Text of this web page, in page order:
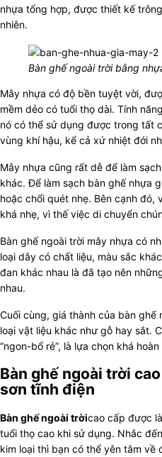
nhựa tổng hợp, được thiết kế
nhiên.
Bàn ghế ngoài trời bằng
Mây nhựa có độ bền tuyệt vời,
mềm dẻo có tuổi thọ dài. Tính
nó có thể sử dụng được trong tất
vùng khí hậu, kể cả xứ nhiệt đới
Mây nhựa cũng rất dễ để làm
khác. Để làm sạch bàn ghế nhựa
hoặc chổi quét nhẹ. Bên cạnh
khá nhẹ, vì thế việc di chuyển
Bàn ghế ngoài trời mây nhựa có
loại dây có chất liệu, màu sắc
đan khác nhau là đã tạo nên
nhau.
Cuối cùng, giá thành của bàn ghế
loại vật liệu khác như gỗ hay sắt.
“ngon-bổ rẻ”, là lựa chọn khá
Bàn ghế ngoài trời
sơn tĩnh điện
Bàn ghế ngoài trờicao cấp được
tuổi thọ cao khi sử dụng. Nhắc
kim loại thì bạn có thể yên tâm